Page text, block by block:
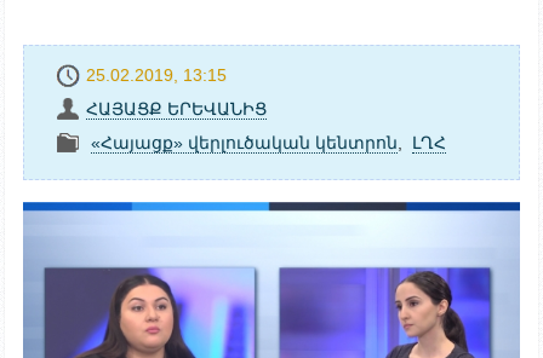
25.02.2019, 13:15
ՀԱՅԱՑՔ ԵՐԵՎԱՆԻՑ
«Հայացք» վերլուծական կենտրոն
ԼՂՀ